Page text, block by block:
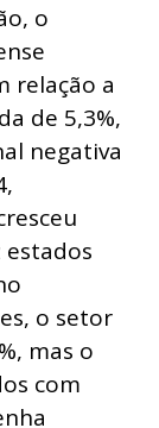
o
relação a
de 5,3%,
negativa
estados
o setor
mas o
com